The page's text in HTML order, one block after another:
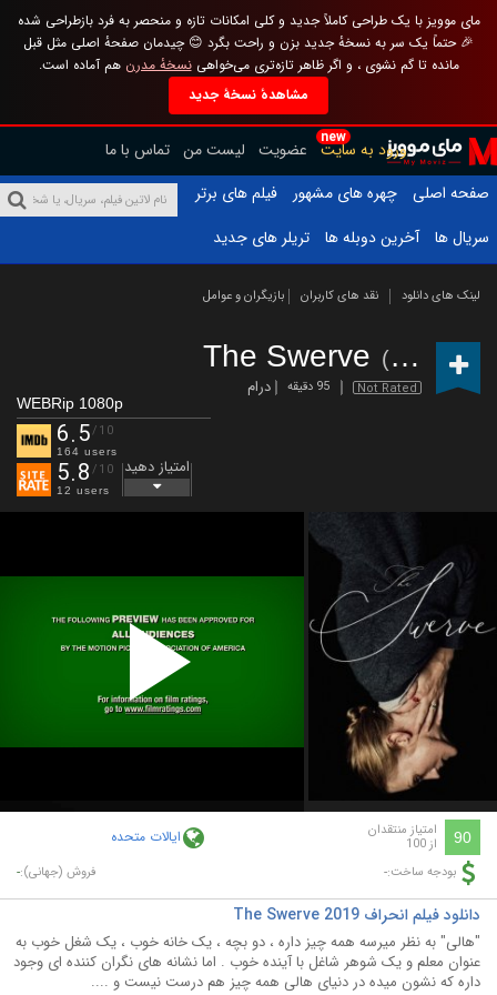
مای موویز با یک طراحی کاملاً جدید و کلی امکانات تازه و منحصر به فرد بازطراحی شده
🎉 حتماً یک سر به نسخهٔ جدید بزن و راحت بگرد 😊 چیدمان صفحهٔ اصلی مثل قبل
مانده تا گم نشوی ، و اگر ظاهر تازه‌تری می‌خواهینسخهٔ مدرن هم آماده است.
مشاهدهٔ نسخهٔ جدید
new
ورود به سایت عضویت لیست من تماس با ما
صفحه اصلی
چهره های مشهور
فیلم های برتر
سریال ها
آخرین دوبله ها تریلر های جدید
لینک های دانلود نقد های کاربران بازیگران و عوامل
The Swerve (2019)
Not Rated 95 دقیقه درام
WEBRip 1080p
6.5/10
164 users
5.8 /10
12 users
امتیاز دهید
Play
Video
90 امتیاز منتقدان
از 100 ایالات متحده
بودجه ساخت:- فروش (جهانی):-
دانلود فیلم انحراف The Swerve 2019
"هالی" به نظر میرسه همه چیز داره ، دو بچه ، یک خانه خوب ، یک شغل خوب به
عنوان معلم و یک شوهر شاغل با آینده خوب . اما نشانه های نگران کننده ای وجود
داره که نشون میده در دنیای هالی همه چیز هم درست نیست و ....